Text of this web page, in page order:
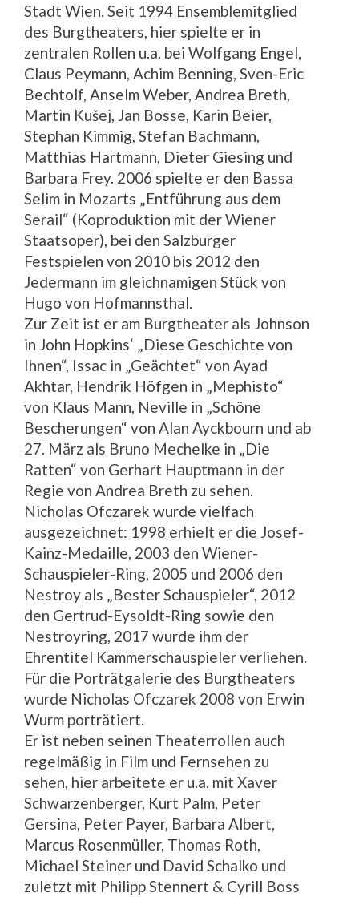
Stadt Wien. Seit 1994 Ensemblemitglied
des Burgtheaters, hier spielte er in
zentralen Rollen u.a. bei Wolfgang Engel,
Claus Peymann, Achim Benning, Sven-Eric
Bechtolf, Anselm Weber, Andrea Breth,
Martin Kušej, Jan Bosse, Karin Beier,
Stephan Kimmig, Stefan Bachmann,
Matthias Hartmann, Dieter Giesing und
Barbara Frey. 2006 spielte er den Bassa
Selim in Mozarts „Entführung aus dem
Serail“ (Koproduktion mit der Wiener
Staatsoper), bei den Salzburger
Festspielen von 2010 bis 2012 den
Jedermann im gleichnamigen Stück von
Hugo von Hofmannsthal.
Zur Zeit ist er am Burgtheater als Johnson
in John Hopkins‘ „Diese Geschichte von
Ihnen“, Issac in „Geächtet“ von Ayad
Akhtar, Hendrik Höfgen in „Mephisto“
von Klaus Mann, Neville in „Schöne
Bescherungen“ von Alan Ayckbourn und ab
27. März als Bruno Mechelke in „Die
Ratten“ von Gerhart Hauptmann in der
Regie von Andrea Breth zu sehen.
Nicholas Ofczarek wurde vielfach
ausgezeichnet: 1998 erhielt er die Josef-
Kainz-Medaille, 2003 den Wiener-
Schauspieler-Ring, 2005 und 2006 den
Nestroy als „Bester Schauspieler“, 2012
den Gertrud-Eysoldt-Ring sowie den
Nestroyring, 2017 wurde ihm der
Ehrentitel Kammerschauspieler verliehen.
Für die Porträtgalerie des Burgtheaters
wurde Nicholas Ofczarek 2008 von Erwin
Wurm porträtiert.
Er ist neben seinen Theaterrollen auch
regelmäßig in Film und Fernsehen zu
sehen, hier arbeitete er u.a. mit Xaver
Schwarzenberger, Kurt Palm, Peter
Gersina, Peter Payer, Barbara Albert,
Marcus Rosenmüller, Thomas Roth,
Michael Steiner und David Schalko und
zuletzt mit Philipp Stennert & Cyrill Boss